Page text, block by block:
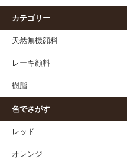
カテゴリー
天然無機顔料
レーキ顔料
樹脂
色でさがす
レッド
オレンジ